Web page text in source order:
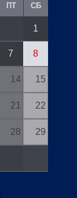
ПТ СБ
1
7 8
14 15
21 22
28 29